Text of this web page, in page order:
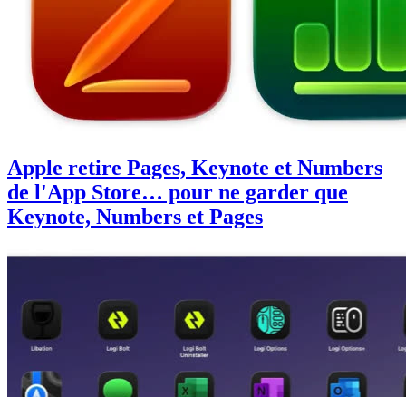
Apple retire Pages, Keynote et Numbers
de l'App Store… pour ne garder que
Keynote, Numbers et Pages